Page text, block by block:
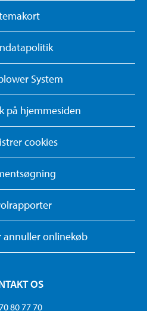
System
på hjemmesiden
cookies
annuller onlinekøb
OS
80 77 70